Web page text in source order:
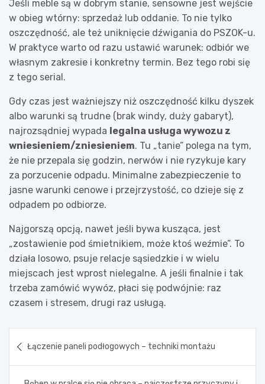
Jeśli meble są w dobrym stanie, sensowne jest wejście
w obieg wtórny: sprzedaż lub oddanie. To nie tylko
oszczędność, ale też uniknięcie dźwigania do PSZOK-u.
W praktyce warto od razu ustawić warunek: odbiór we
własnym zakresie i konkretny termin. Bez tego robi się
z tego serial.
Gdy czas jest ważniejszy niż oszczędność kilku dyszek
albo warunki są trudne (brak windy, duży gabaryt),
najrozsądniej wypada legalna usługa wywozu z
wniesieniem/zniesieniem. Tu „tanie” polega na tym,
że nie przepala się godzin, nerwów i nie ryzykuje kary
za porzucenie odpadu. Minimalne zabezpieczenie to
jasne warunki cenowe i przejrzystość, co dzieje się z
odpadem po odbiorze.
Najgorszą opcją, nawet jeśli bywa kusząca, jest
„zostawienie pod śmietnikiem, może ktoś weźmie”. To
działa losowo, psuje relacje sąsiedzkie i w wielu
miejscach jest wprost nielegalne. A jeśli finalnie i tak
trzeba zamówić wywóz, płaci się podwójnie: raz
czasem i stresem, drugi raz usługą.
wpisu
Łączenie paneli podłogowych – techniki montażu